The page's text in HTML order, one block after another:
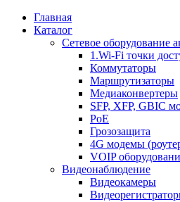
Главная
Каталог
Сетевое оборудование
1.Wi-Fi точки
Коммутаторы
Маршрутизаторы
Медиаконвертеры
SFP, XFP, GBIC
PoE
Грозозащита
4G модемы
VOIP
Видеонаблюдение
Видеокамеры